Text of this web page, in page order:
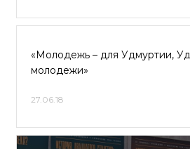
«Молодежь – для Удмуртии,
молодежи»
27.06.18